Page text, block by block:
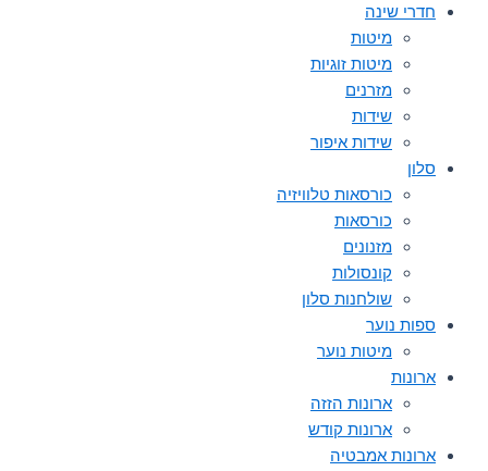
חדרי שינה
מיטות
מיטות זוגיות
מזרנים
שידות
שידות איפור
סלון
כורסאות טלוויזיה
כורסאות
מזנונים
קונסולות
שולחנות סלון
ספות נוער
מיטות נוער
ארונות
ארונות הזזה
ארונות קודש
ארונות אמבטיה